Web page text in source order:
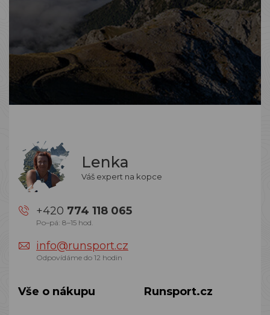
Lenka
Váš expert na kopce
+420 774 118 065
Po–pá: 8–15 hod.
info@runsport.cz
Odpovídáme do 12 hodin
Vše o nákupu Runsport.cz